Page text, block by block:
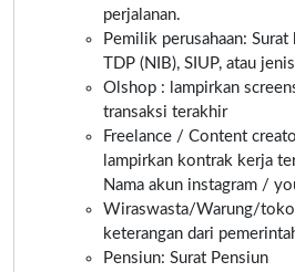
perjalanan.
Pemilik perusahaan:
TDP (NIB), SIUP, atau
Olshop : lampirkan
transaksi terakhir
Freelance / Content
lampirkan kontrak kerja
Nama akun instagram /
Wiraswasta/Warung/
keterangan dari
Pensiun: Surat Pensiun